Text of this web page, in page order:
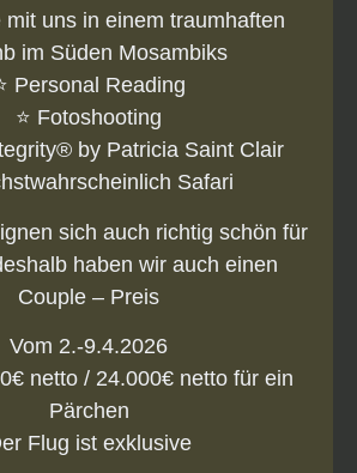
mit uns in einem traumhaften
im Süden Mosambiks
Personal Reading
⭐️ Fotoshooting
by Patricia Saint Clair
Safari
sich auch richtig schön für
haben wir auch einen
Couple – Preis
Vom 2.-9.4.2026
netto / 24.000€ netto für ein
Pärchen
Flug ist exklusive